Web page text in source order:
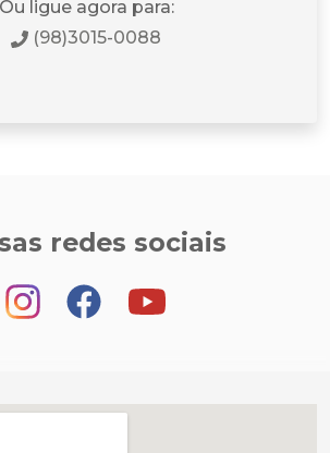
Ou ligue agora para:
(98)3015-0088
redes sociais